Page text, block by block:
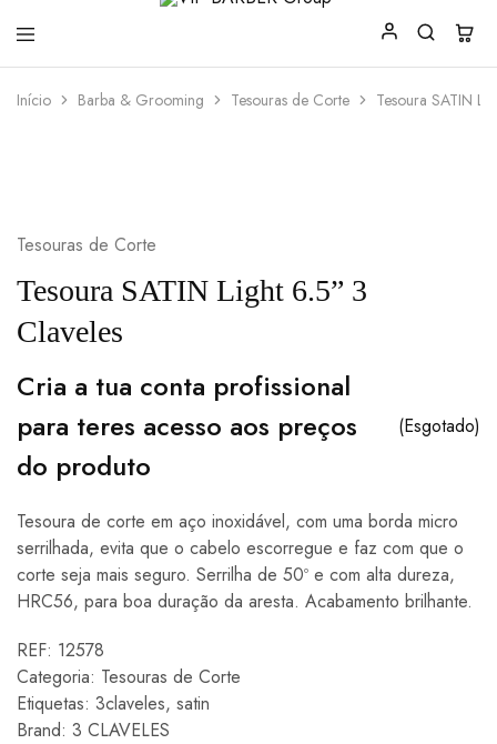
BARBER
para
Início Barba & Grooming Tesouras de Corte Tesoura SATIN
Tesouras de Corte
Tesoura SATIN Light 6.5” 3
Claveles
Cria a tua conta profissional
para teres acesso aos preços
do produto
(Esgotado)
Tesoura de corte em aço inoxidável, com uma borda micro
serrilhada, evita que o cabelo escorregue e faz com que o
corte seja mais seguro. Serrilha de 50º e com alta dureza,
HRC56, para boa duração da aresta. Acabamento brilhante.
REF: 12578
Categoria: Tesouras de Corte
Etiquetas: 3claveles, satin
Brand: 3 CLAVELES